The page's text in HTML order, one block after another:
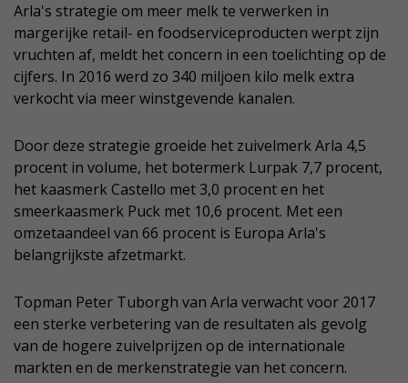
Arla's strategie om meer melk te verwerken in
margerijke retail- en foodserviceproducten werpt zijn
vruchten af, meldt het concern in een toelichting op de
cijfers. In 2016 werd zo 340 miljoen kilo melk extra
verkocht via meer winstgevende kanalen.
Door deze strategie groeide het zuivelmerk Arla 4,5
procent in volume, het botermerk Lurpak 7,7 procent,
het kaasmerk Castello met 3,0 procent en het
smeerkaasmerk Puck met 10,6 procent. Met een
omzetaandeel van 66 procent is Europa Arla's
belangrijkste afzetmarkt.
Topman Peter Tuborgh van Arla verwacht voor 2017
een sterke verbetering van de resultaten als gevolg
van de hogere zuivelprijzen op de internationale
markten en de merkenstrategie van het concern.